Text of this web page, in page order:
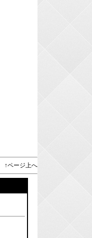
↑ページ上へ